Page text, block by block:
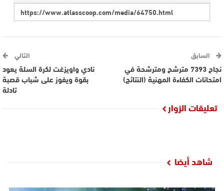
السابق
نجاح 7393 مترشح ومترشحة في
امتحانات الكفاءة المهنية (النتائج)
التالي
نادي واويزغت لكرة السلة يعود
بقوة ويفوز على شباب قصبة
تادلة
تعليقات الزوار
شاهد أيضا